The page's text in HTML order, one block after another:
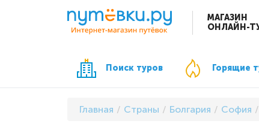
МАГАЗИН
ОНЛАЙН-
Поиск туров Горящие
Главная Страны Болгария София